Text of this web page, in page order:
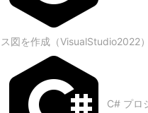
ス図を作成（VisualStudio2022）
C# プロ